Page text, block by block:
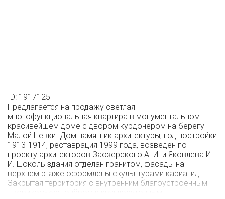
ID: 1917125
Предлагается на продажу светлая
многофункциональная квартира в монументальном
красивейшем доме с двором курдонёром на берегу
Малой Невки. Дом памятник архитектуры, год постройки
1913-1914, реставрация 1999 года, возведен по
проекту архитекторов Заозерского А. И. и Яковлева И.
И. Цоколь здания отделан гранитом, фасады на
верхнем этаже оформлены скульптурами кариатид.
Закрытая территория с внутренним благоустроенным